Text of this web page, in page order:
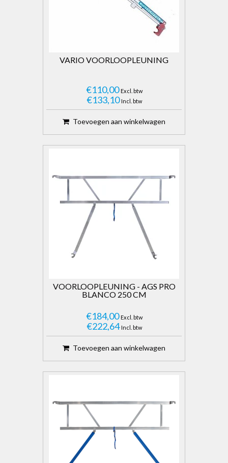
VARIO VOORLOOPLEUNING
€110,00 Excl. btw
€133,10 Incl. btw
Toevoegen aan winkelwagen
VOORLOOPLEUNING - AGS PRO
BLANCO 250 CM
€184,00 Excl. btw
€222,64 Incl. btw
Toevoegen aan winkelwagen